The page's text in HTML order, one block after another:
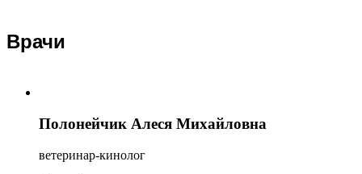
Врачи
Полонейчик Алеся Михайловна
ветеринар-кинолог